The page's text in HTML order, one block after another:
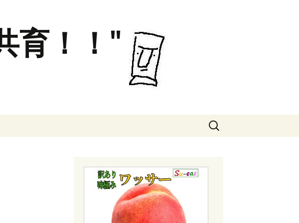
育！！"
検
索: